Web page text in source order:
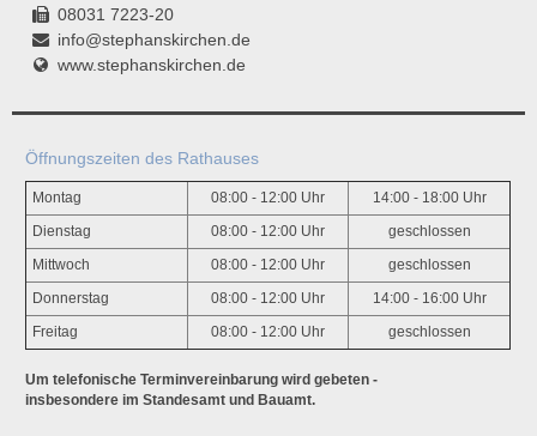
08031 7223-20
info@stephanskirchen.de
www.stephanskirchen.de
Öffnungszeiten des Rathauses
Montag 08:00 - 12:00 Uhr 14:00 - 18:00 Uhr
Dienstag 08:00 - 12:00 Uhr geschlossen
Mittwoch 08:00 - 12:00 Uhr geschlossen
Donnerstag 08:00 - 12:00 Uhr 14:00 - 16:00 Uhr
Freitag 08:00 - 12:00 Uhr geschlossen
Um telefonische Terminvereinbarung wird gebeten -
insbesondere im Standesamt und Bauamt.